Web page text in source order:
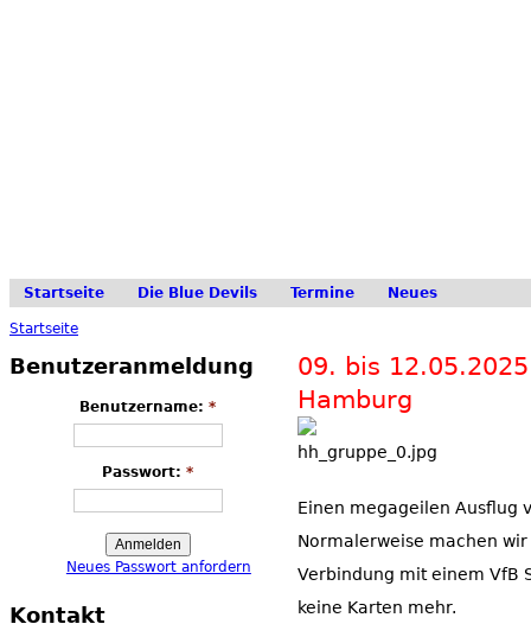
Startseite Die Blue Devils Termine Neues
Startseite
09. bis
Hamburg
Einen megageilen Ausflug
Normalerweise machen
Verbindung mit einem VfB
keine Karten mehr.
Benutzeranmeldung
Benutzername:*
Passwort:*
Neues Passwort anfordern
Kontakt